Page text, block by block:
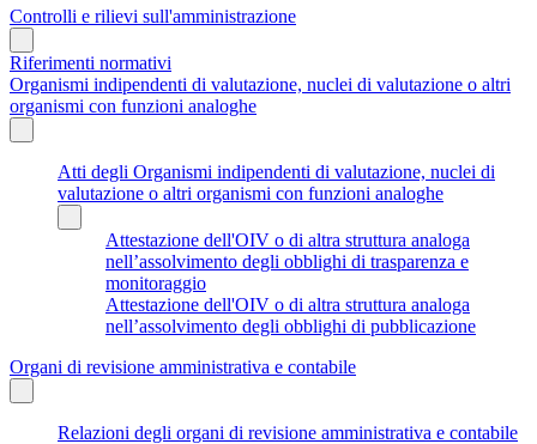
Controlli e rilievi sull'amministrazione
Riferimenti normativi
Organismi indipendenti di valutazione, nuclei di valutazione o altri
organismi con funzioni analoghe
Atti degli Organismi indipendenti di valutazione, nuclei di
valutazione o altri organismi con funzioni analoghe
Attestazione dell'OIV o di altra struttura analoga
nell’assolvimento degli obblighi di trasparenza e
monitoraggio
Attestazione dell'OIV o di altra struttura analoga
nell’assolvimento degli obblighi di pubblicazione
Organi di revisione amministrativa e contabile
Relazioni degli organi di revisione amministrativa e contabile